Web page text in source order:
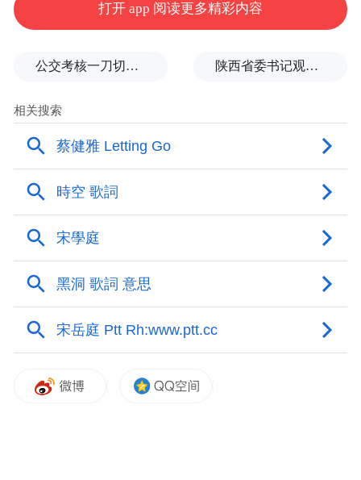
半夜醒来，念斌看到自己手腕交叉置于胸
应过来自己没在看守所里，他特意试了试自
己的手是能够自由活动的。这样的睡姿是常
年戴手铐脚链留下的习惯。
念斌的双脚是拖着往前走的，鞋和地面相互
摩擦。长期戴脚链，他的脚踝处萎缩，走路
跟在看守所里没差。8月22日，宣布当庭释放
后，法警把脚链解开后，念斌因失去重心差
点摔倒。
打开 app 阅读更多精彩内容
公交考核一刀切司机不敢开空调：别把压力转嫁一线员工 陕西省委书记观摩直播带货，同董宇辉交流